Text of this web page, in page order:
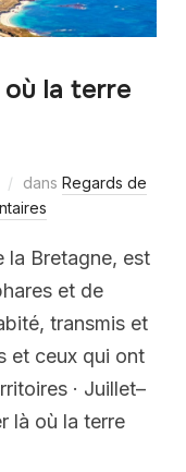
la terre
dans Regards de
la Bretagne, est
et de
transmis et
et ceux qui ont
· Juillet–
là où la terre